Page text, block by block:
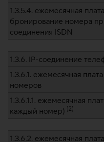
1.3.5.4. ежемесячная
бронирование номера
соединения ISDN
1.3.6. IP-соединение
1.3.6.1. ежемесячная
номеров
1.3.6.1.1. ежемесячная
каждый номер) (2)
1.3.6.2. ежемесячная